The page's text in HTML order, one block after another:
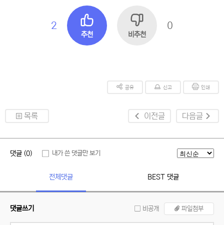
2
추천 비추천
0
공유 신고 인쇄
목록 이전글 다음글
댓글 (0) 내가 쓴 댓글만 보기
전체댓글 BEST 댓글
댓글쓰기 비공개 파일첨부